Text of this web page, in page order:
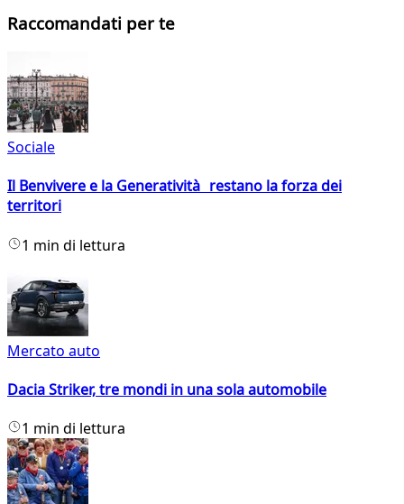
Raccomandati per te
Sociale
Il Benvivere e la Generatività restano la forza dei
territori
1 min di lettura
Mercato auto
Dacia Striker, tre mondi in una sola automobile
1 min di lettura